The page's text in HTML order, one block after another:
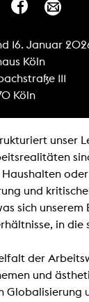
16. Januar
Köln
111
Köln
unser
und
sich
in die
der
und
Globalisierung
office
Digital
Sounds
Reserved
KHM
LECTURE
off